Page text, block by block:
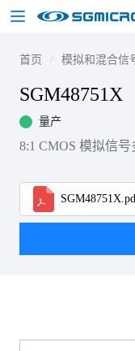
首页 模拟和混合信
SGM48751X
量产
8:1 CMOS 模拟信